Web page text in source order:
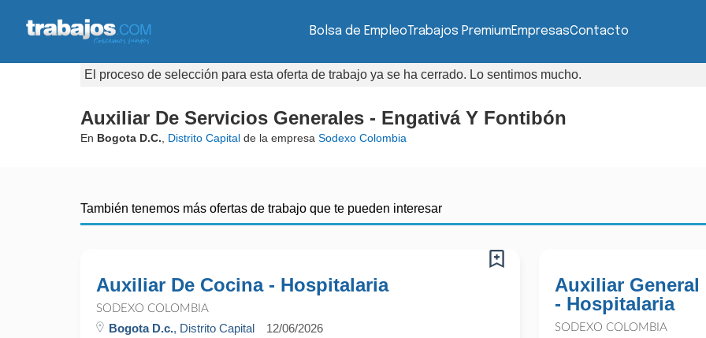
Bolsa de EmpleoTrabajos PremiumEmpresasContacto
El proceso de selección para esta oferta de trabajo ya se ha cerrado. Lo sentimos mucho.
Auxiliar De Servicios Generales - Engativá Y Fontibón
En Bogota D.C. Distrito Capital de la empresa Sodexo Colombia
También tenemos más ofertas de trabajo que te pueden interesar
Auxiliar De Cocina - Hospitalaria
SODEXO COLOMBIA
Bogota D.c., Distrito Capital 12/06/2026
Auxiliar
- Hospitalaria
SODEXO COLOMBIA